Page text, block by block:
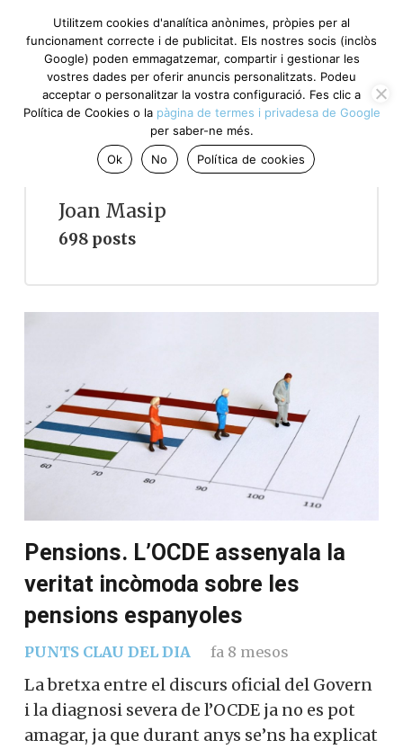
Joan Masip
698 posts
Pensions. L’OCDE assenyala la
veritat incòmoda sobre les
pensions espanyoles
PUNTS CLAU DEL DIA fa 8 mesos
La bretxa entre el discurs oficial del Govern
i la diagnosi severa de l’OCDE ja no es pot
amagar, ja que durant anys se’ns ha explicat
Utilitzem cookies d'analítica anònimes, pròpies per al
funcionament correcte i de publicitat. Els nostres socis (inclòs
Google) poden emmagatzemar, compartir i gestionar les
vostres dades per oferir anuncis personalitzats. Podeu
acceptar o personalitzar la vostra configuració. Fes clic a
Política de Cookies o la pàgina de termes i privadesa de Google
per saber-ne més.
Ok
No Política de cookies